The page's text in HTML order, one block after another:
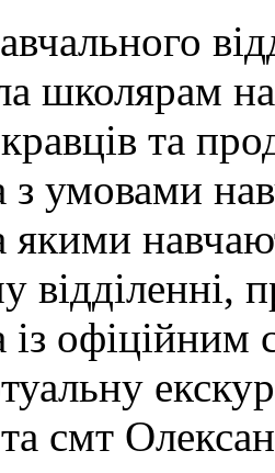
школярам
та
умовами
якими
відділенні,
із
смт